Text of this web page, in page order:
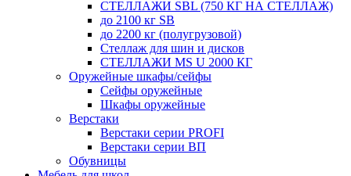
СТЕЛЛАЖИ SBL (750 КГ НА СТЕЛЛАЖ)
до 2100 кг SB
до 2200 кг (полугрузовой)
Стеллаж для шин и дисков
СТЕЛЛАЖИ MS U 2000 КГ
Оружейные шкафы/сейфы
Сейфы оружейные
Шкафы оружейные
Верстаки
Верстаки серии PROFI
Верстаки серии ВП
Обувницы